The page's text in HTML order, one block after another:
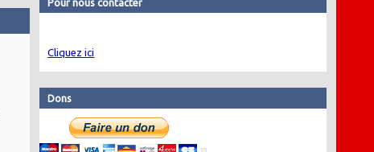
Cliquez ici
Dons